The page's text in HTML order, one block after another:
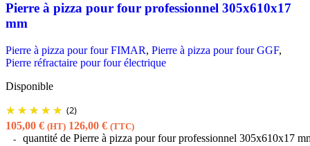
Pierre à pizza pour four professionnel 305x610x17
mm
Pierre à pizza pour four FIMAR, Pierre à pizza pour four GGF,
Pierre réfractaire pour four électrique
Disponible
(2)
105,00 € (HT) 126,00 € (TTC)
quantité de Pierre à pizza pour four professionnel 305x610x17